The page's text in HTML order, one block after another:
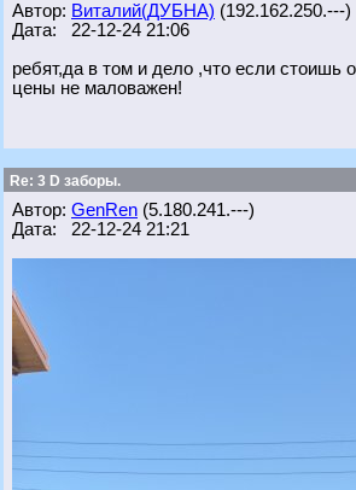
Автор: Виталий(ДУБНА) (192.162.250.---)
Дата: 22-12-24 21:06
ребят,да в том и дело ,что если стоишь
цены не маловажен!
Re: 3 D заборы.
Автор: GenRen (5.180.241.---)
Дата: 22-12-24 21:21